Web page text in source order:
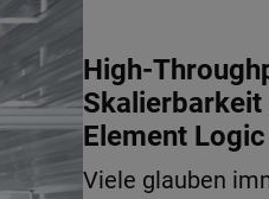
High-
Element Logic
Viele glauben